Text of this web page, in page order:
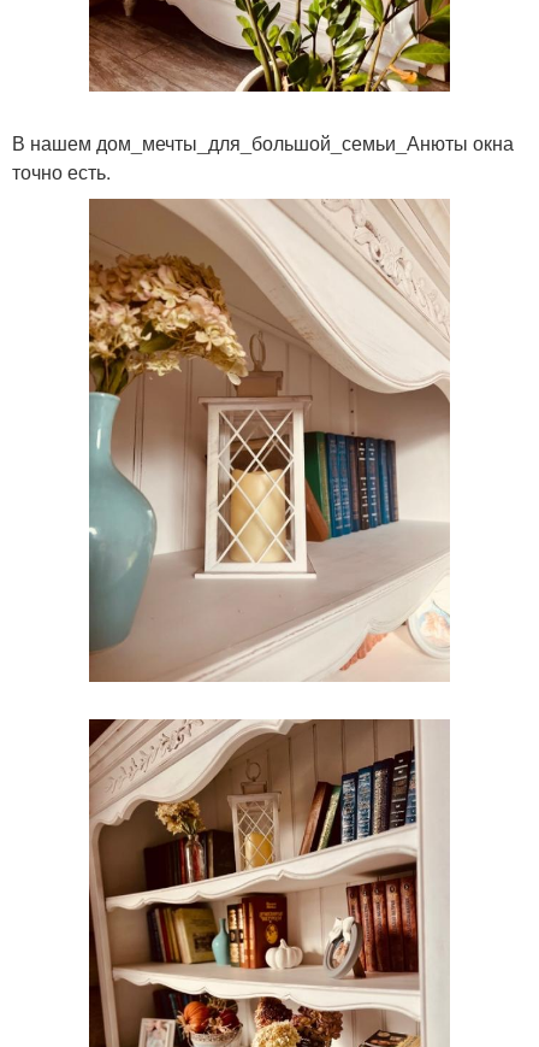
В нашем дом_мечты_для_большой_семьи_Анюты окна
точно есть.